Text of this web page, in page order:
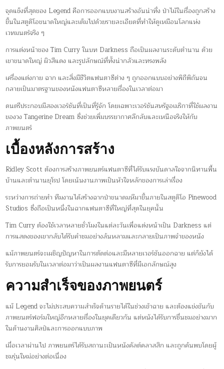
จุดแข็งที่สุดของ Legend คือการออกแบบงานสร้างอันน่าทึ่ง ป่าไม้ในเรื่องถูกสร้าง
ขึ้นในสตูดิโอขนาดใหญ่และเต็มไปด้วยรายละเอียดที่ทำให้ดูเหมือนโลกแห่ง
เวทมนตร์จริง ๆ
การแต่งหน้าของ Tim Curry ในบท Darkness ถือเป็นผลงานระดับตำนาน ด้วย
เขาขนาดใหญ่ ผิวสีแดง และรูปลักษณ์ที่ทั้งน่ากลัวและทรงพลัง
เครื่องแต่งกาย ฉาก และสิ่งมีชีวิตแฟนตาซีต่าง ๆ ถูกออกแบบอย่างพิถีพิถันจน
กลายเป็นมาตรฐานของหนังแฟนตาซีหลายเรื่องในเวลาต่อมา
ดนตรีประกอบมีสองเวอร์ชันที่เป็นที่รู้จัก โดยเฉพาะเวอร์ชันสหรัฐอเมริกาที่ใช้ผลงาน
ของวง Tangerine Dream ซึ่งช่วยเพิ่มบรรยากาศลึกลับและเหนือจริงให้กับ
ภาพยนตร์
เบื้องหลังการสร้าง
Ridley Scott ต้องการสร้างภาพยนตร์แฟนตาซีที่ได้รับแรงบันดาลใจจากนิทานพื้น
บ้านและตำนานยุโรป โดยเน้นงานภาพเป็นหัวใจหลักของการเล่าเรื่อง
ระหว่างการถ่ายทำ ทีมงานได้สร้างฉากป่าขนาดมหึมาขึ้นภายในสตูดิโอ Pinewood
Studios ซึ่งถือเป็นหนึ่งในฉากแฟนตาซีที่ใหญ่ที่สุดในยุคนั้น
Tim Curry ต้องใช้เวลาหลายชั่วโมงในแต่ละวันเพื่อแต่งหน้าเป็น Darkness แต่
การแสดงของเขากลับได้รับคำชมอย่างล้นหลามและกลายเป็นภาพจำของหนัง
แม้ภาพยนตร์จะเผชิญปัญหาในการตัดต่อและมีหลายเวอร์ชันออกฉาย แต่ก็ยังได้
รับการยอมรับในเวลาต่อมาว่าเป็นผลงานแฟนตาซีที่มีเอกลักษณ์สูง
ความสำเร็จของภาพยนตร์
แม้ Legend จะไม่ประสบความสำเร็จด้านรายได้ในช่วงเข้าฉาย และต้องแข่งขันกับ
ภาพยนตร์ฟอร์มใหญ่อีกหลายเรื่องในยุคเดียวกัน แต่หนังได้รับการชื่นชมอย่างมาก
ในด้านงานศิลป์และการออกแบบภาพ
เมื่อเวลาผ่านไป ภาพยนตร์ได้รับสถานะเป็นหนังคัลต์คลาสสิก และถูกค้นพบโดยผู้
ชมรุ่นใหม่อย่างต่อเนื่อง